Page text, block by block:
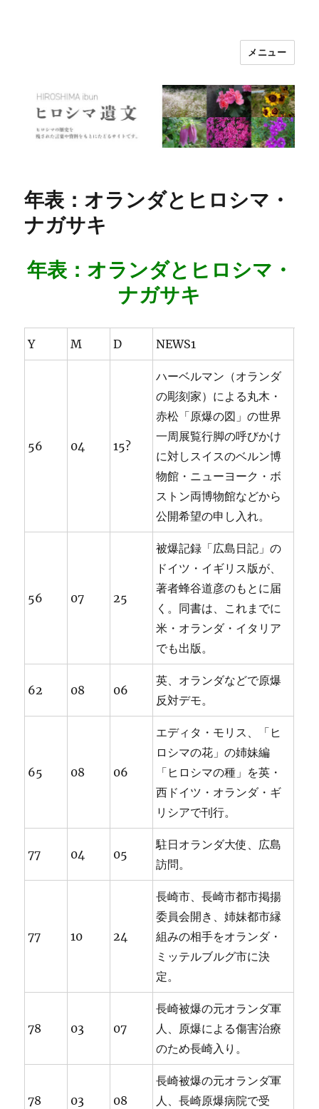
メニュー
年表：オランダとヒロシマ・
ナガサキ
年表：オランダとヒロシマ・
ナガサキ
Y M D NEWS1
56 04 15?
ハーベルマン（オランダ
の彫刻家）による丸木・
赤松「原爆の図」の世界
一周展覧行脚の呼びかけ
に対しスイスのベルン博
物館・ニューヨーク・ボ
ストン両博物館などから
公開希望の申し入れ。
56 07 25
被爆記録「広島日記」の
ドイツ・イギリス版が、
著者蜂谷道彦のもとに届
く。同書は、これまでに
米・オランダ・イタリア
でも出版。
62 08 06
英、オランダなどで原爆
反対デモ。
65 08 06
エディタ・モリス、「ヒ
ロシマの花」の姉妹編
「ヒロシマの種」を英・
西ドイツ・オランダ・ギ
リシアで刊行。
77 04 05
駐日オランダ大使、広島
訪問。
77 10 24
長崎市、長崎市都市掲揚
委員会開き、姉妹都市縁
組みの相手をオランダ・
ミッテルブルグ市に決
定。
78 03 07
長崎被爆の元オランダ軍
人、原爆による傷害治療
のため長崎入り。
78 03 08
長崎被爆の元オランダ軍
人、長崎原爆病院で受